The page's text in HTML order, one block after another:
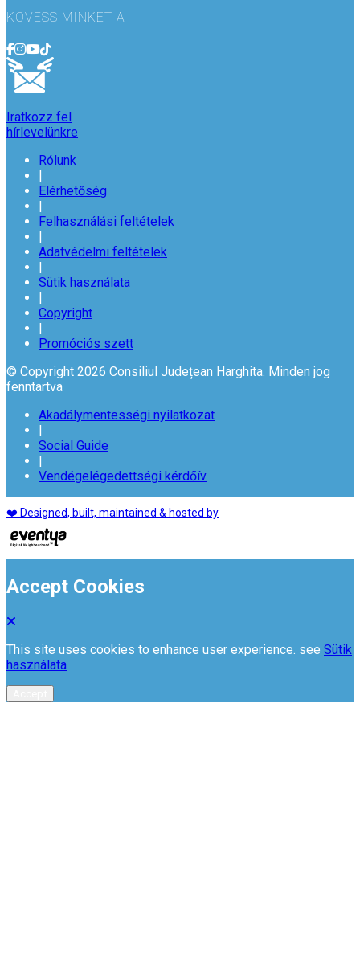
KÖVESS MINKET A
Iratkozz fel
hírlevelünkre
Rólunk
Elérhetőség
Felhasználási feltételek
Adatvédelmi feltételek
Sütik használata
Copyright
Promóciós szett
© Copyright 2026 Consiliul Județean Harghita. Minden jog
fenntartva
Akadálymentességi nyilatkozat
Social Guide
Vendégelégedettségi kérdőív
❤️ Designed, built, maintained & hosted by
Accept Cookies
This site uses cookies to enhance user experience. see Sütik
használata